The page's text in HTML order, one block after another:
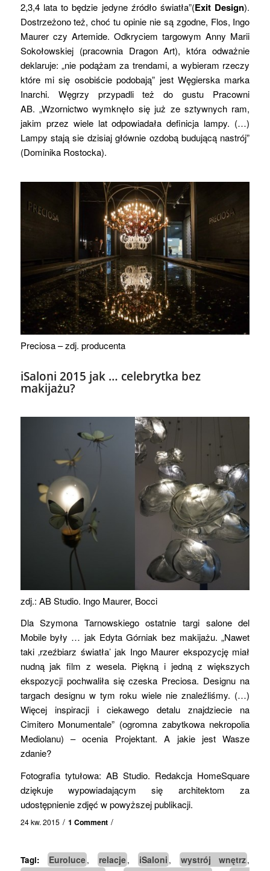
2,3,4 lata to będzie jedyne źródło światła”(Exit Design).
Dostrzeżono też, choć tu opinie nie są zgodne, Flos, Ingo
Maurer czy Artemide. Odkryciem targowym Anny Marii
Sokołowskiej (pracownia Dragon Art), która odważnie
deklaruje: „nie podążam za trendami, a wybieram rzeczy
które mi się osobiście podobają” jest Węgierska marka
Inarchi. Węgrzy przypadli też do gustu Pracowni
AB. „Wzornictwo wymknęło się już ze sztywnych ram,
jakim przez wiele lat odpowiadała definicja lampy. (…)
Lampy stają sie dzisiaj głównie ozdobą budującą nastrój”
(Dominika Rostocka).
Preciosa – zdj. producenta
iSaloni 2015 jak … celebrytka bez
makijażu?
zdj.: AB Studio. Ingo Maurer, Bocci
Dla Szymona Tarnowskiego ostatnie targi salone del
Mobile były … jak Edyta Górniak bez makijażu. „Nawet
taki ‚rzeźbiarz światła’ jak Ingo Maurer ekspozycję miał
nudną jak film z wesela. Piękną i jedną z większych
ekspozycji pochwaliła się czeska Preciosa. Designu na
targach designu w tym roku wiele nie znaleźliśmy. (…)
Więcej inspiracji i ciekawego detalu znajdziecie na
Cimitero Monumentale” (ogromna zabytkowa nekropolia
Mediolanu) – ocenia Projektant. A jakie jest Wasze
zdanie?
Fotografia tytułowa: AB Studio. Redakcja HomeSquare
dziękuje wypowiadającym się architektom za
udostępnienie zdjęć w powyższej publikacji.
24 kw. 2015 / 1 Comment /
Tagi: Euroluce, relacje, iSaloni , wystrój wnętrz,